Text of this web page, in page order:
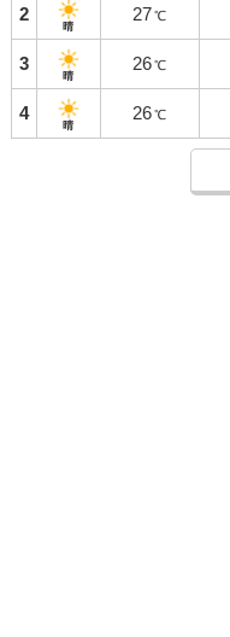
2
晴
27 ℃
3
晴
26 ℃
4
晴
26 ℃